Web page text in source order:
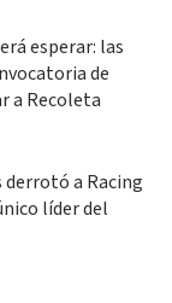
esperar: las
de
a Recoleta
a Racing
líder del